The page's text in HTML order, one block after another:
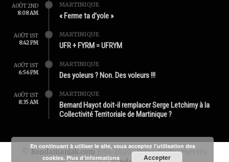
AOÛT 2ND
8:08 AM
MARTINIQUE
« Ferme ta d’yole »
AOÛT 1ST
8:42 PM
MARTINIQUE
UFR + FYRM = UFRYM
AOÛT 1ST
6:56 PM
MARTINIQUE
Des yoleurs ? Non. Des voleurs !!!
AOÛT 1ST
8:35 AM
MARTINIQUE
Bernard Hayot doit-il remplacer Serge Letchimy à la
Collectivité Territoriale de Martinique ?
Bondamanjak.com 1994-2020 - Tous droits réservés
En continuant à utiliser le site, vous acceptez l’utilisation des
cookies. Plus d’informations Accepter